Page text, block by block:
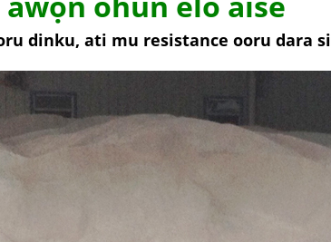
dinku, ati mu resistance ooru dara si